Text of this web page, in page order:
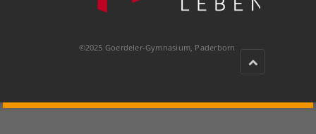
©2025 Goerdeler-Gymnasium, Paderborn